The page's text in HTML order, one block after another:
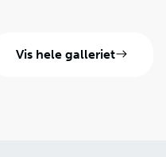
Vis hele galleriet